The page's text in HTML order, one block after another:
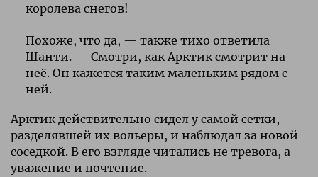
королева снегов!
Похоже, что да, — также тихо ответила
Шанти. — Смотри, как Арктик смотрит на
неё. Он кажется таким маленьким рядом с
ней.
Арктик действительно сидел у самой сетки,
разделявшей их вольеры, и наблюдал за новой
соседкой. В его взгляде читались не тревога, а
уважение и почтение.